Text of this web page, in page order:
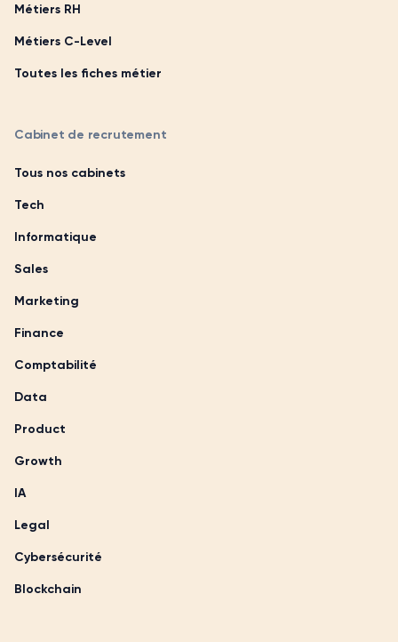
Métiers RH
Métiers C-Level
Toutes les fiches métier
Cabinet de recrutement
Tous nos cabinets
Tech
Informatique
Sales
Marketing
Finance
Comptabilité
Data
Product
Growth
IA
Legal
Cybersécurité
Blockchain